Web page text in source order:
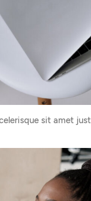
sit amet just